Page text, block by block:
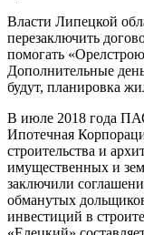
Власти Липецкой
перезаключить
помогать
Дополнительные
будут, планировка
В июле 2018 года
Ипотечная
строительства и
имущественных и
заключили
обманутых
инвестиций в